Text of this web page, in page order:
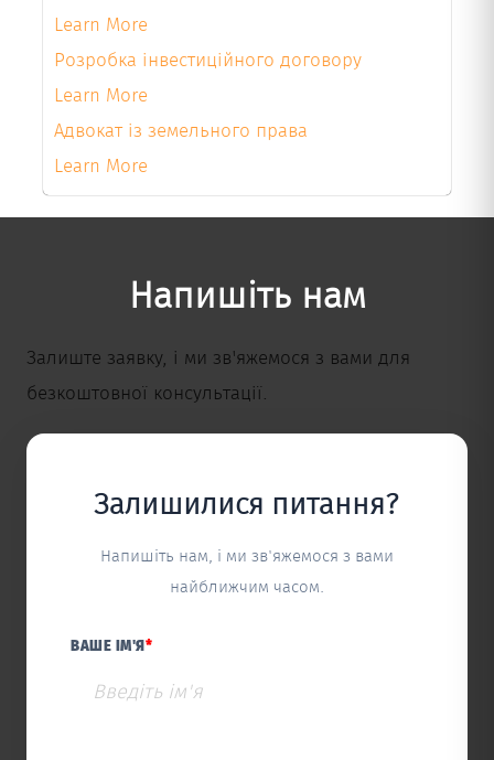
Learn More
Розробка інвестиційного договору
Learn More
Адвокат із земельного права
Learn More
Напишіть нам
Залиште заявку, і ми зв'яжемося з вами для
безкоштовної консультації.
Залишилися питання?
Напишіть нам, і ми зв'яжемося з вами
найближчим часом.
ВАШЕ ІМ'Я *